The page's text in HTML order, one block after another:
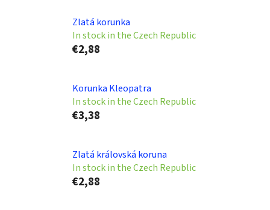
Zlatá korunka
In stock in the Czech Republic
€2,88
Korunka Kleopatra
In stock in the Czech Republic
€3,38
Zlatá královská koruna
In stock in the Czech Republic
€2,88